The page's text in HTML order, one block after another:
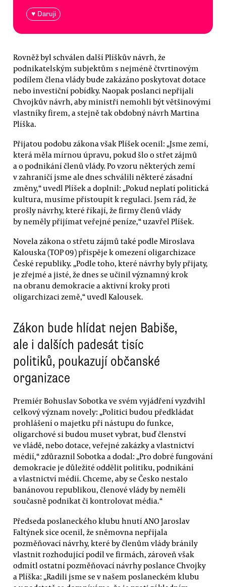
♥ Daruji
Rovněž byl schválen další Plíškův návrh, že
podnikatelským subjektům s nejméně čtvrtinovým
podílem člena vlády bude zakázáno poskytovat dotace
nebo investiční pobídky. Naopak poslanci nepřijali
Chvojkův návrh, aby ministři nemohli být většinovými
vlastníky firem, a stejně tak obdobný návrh Martina
Plíška.
Přijatou podobu zákona však Plíšek ocenil: „Jsme zemí,
která měla mírnou úpravu, pokud šlo o střet zájmů
a o podnikání členů vlády. Po vzoru některých zemí
v zahraničí jsme ale dnes schválili některé zásadní
změny,“ uvedl Plíšek a doplnil: „Pokud neplatí politická
kultura, musíme přistoupit k regulaci. Jsem rád, že
prošly návrhy, které říkají, že firmy členů vlády
by neměly přijímat veřejné peníze,“ uzavřel Plíšek.
Novela zákona o střetu zájmů také podle Miroslava
Kalouska (TOP 09) přispěje k omezení oligarchizace
České republiky. „Podle toho, které návrhy byly přijaty,
je zřejmé a jisté, že dnes se učinil významný krok
na obranu demokracie a aktivní kroky proti
oligarchizaci země,“ uvedl Kalousek.
Zákon bude hlídat nejen Babiše,
ale i dalších padesát tisíc
politiků, poukazují občanské
organizace
Premiér Bohuslav Sobotka ve svém vyjádření vyzdvihl
celkový význam novely: „Politici budou předkládat
prohlášení o majetku při nástupu do funkce,
oligarchové si budou muset vybrat, buď členství
ve vládě, nebo dotace, veřejné zakázky a vlastnictví
médií,“ zdůraznil Sobotka a dodal: „Pro dobré fungování
demokracie je důležité oddělit politiku, podnikání
a vlastnictví médií. Chceme, aby se Česko nestalo
banánovou republikou, členové vlády by neměli
současně podnikat či kontrolovat média.“
Předseda poslaneckého klubu hnutí ANO Jaroslav
Faltýnek sice ocenil, že sněmovna nepřijala
pozměňovací návrhy, které by členům vlády bránily
vlastnit rozhodující podíl ve firmách, zároveň však
odmítl ostatní pozměňovací návrhy poslance Chvojky
a Plíška: „Radili jsme se v našem poslaneckém klubu